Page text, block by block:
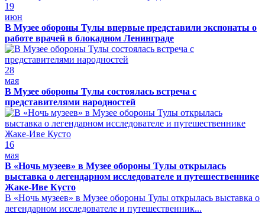
19
июн
В Музее обороны Тулы впервые представили экспонаты о
работе врачей в блокадном Ленинграде
28
мая
В Музее обороны Тулы состоялась встреча с
представителями народностей
16
мая
В «Ночь музеев» в Музее обороны Тулы открылась
выставка о легендарном исследователе и путешественнике
Жаке-Иве Кусто
В «Ночь музеев» в Музее обороны Тулы открылась выставка о
легендарном исследователе и путешественник...